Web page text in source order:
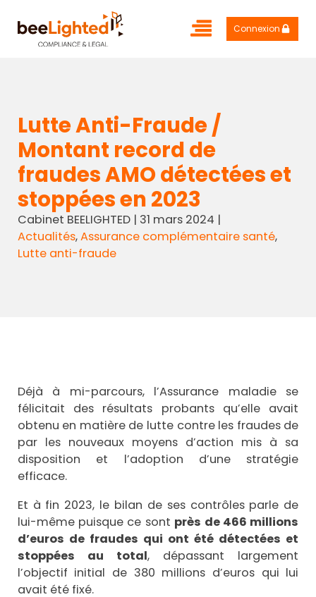
Connexion
Lutte Anti-Fraude /
Montant record de
fraudes AMO détectées et
stoppées en 2023
Cabinet BEELIGHTED| 31 mars 2024 |
Actualités,Assurance complémentaire santé,
Lutte anti-fraude
Déjà à mi-parcours, l’Assurance maladie se
félicitait des résultats probants qu’elle avait
obtenu en matière de lutte contre les fraudes de
par les nouveaux moyens d’action mis à sa
disposition et l’adoption d’une stratégie
efficace.
Et à fin 2023, le bilan de ses contrôles parle de
lui-même puisque ce sont près de 466 millions
d’euros de fraudes qui ont été détectées et
stoppées au total, dépassant largement
l’objectif initial de 380 millions d’euros qui lui
avait été fixé.